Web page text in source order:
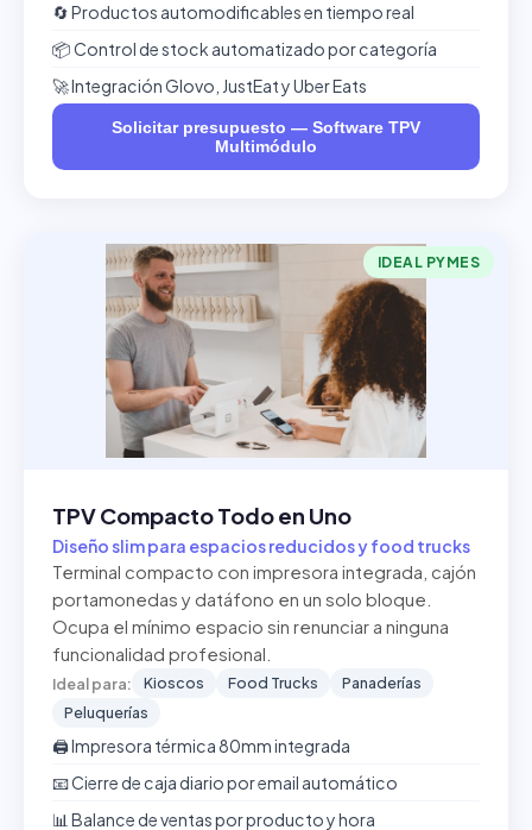
🔄 Productos automodificables en tiempo real
📦 Control de stock automatizado por categoría
🚀 Integración Glovo, JustEat y Uber Eats
Solicitar presupuesto — Software TPV
Multimódulo
IDEAL PYMES
TPV Compacto Todo en Uno
Diseño slim para espacios reducidos y food trucks
Terminal compacto con impresora integrada, cajón
portamonedas y datáfono en un solo bloque.
Ocupa el mínimo espacio sin renunciar a ninguna
funcionalidad profesional.
Ideal para: Kioscos Food Trucks
Panaderías
Peluquerías
🖨️ Impresora térmica 80mm integrada
📧 Cierre de caja diario por email automático
📊 Balance de ventas por producto y hora